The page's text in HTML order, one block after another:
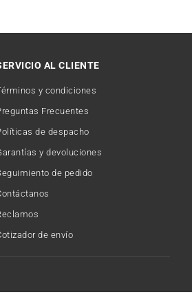
AL CLIENTE
y condiciones
Frecuentes
de despacho
y devoluciones
de pedido
de envío